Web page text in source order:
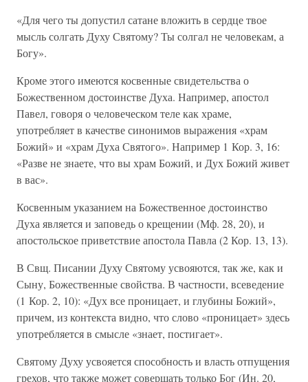
«Для чего ты допустил сатане вложить в сердце твое
мысль солгать Духу Святому? Ты солгал не человекам, а
Богу».
Кроме этого имеются косвенные свидетельства о
Божественном достоинстве Духа. Например, апостол
Павел, говоря о человеческом теле как храме,
употребляет в качестве синонимов выражения «храм
Божий» и «храм Духа Святого». Например 1 Кор. 3, 16:
«Разве не знаете, что вы храм Божий, и Дух Божий живет
в вас».
Косвенным указанием на Божественное достоинство
Духа является и заповедь о крещении (Мф. 28, 20), и
апостольское приветствие апостола Павла (2 Кор. 13, 13).
В Свщ. Писании Духу Святому усвояются, так же, как и
Сыну, Божественные свойства. В частности, всеведение
(1 Кор. 2, 10): «Дух все проницает, и глубины Божий»,
причем, из контекста видно, что слово «проницает» здесь
употребляется в смысле «знает, постигает».
Святому Духу усвояется способность и власть отпущения
грехов, что также может совершать только Бог (Ин. 20,